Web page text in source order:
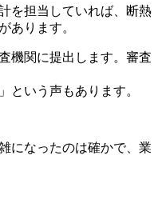
を担当していれば、断熱
あります。
機関に提出します。審査
という声もあります。
になったのは確かで、業